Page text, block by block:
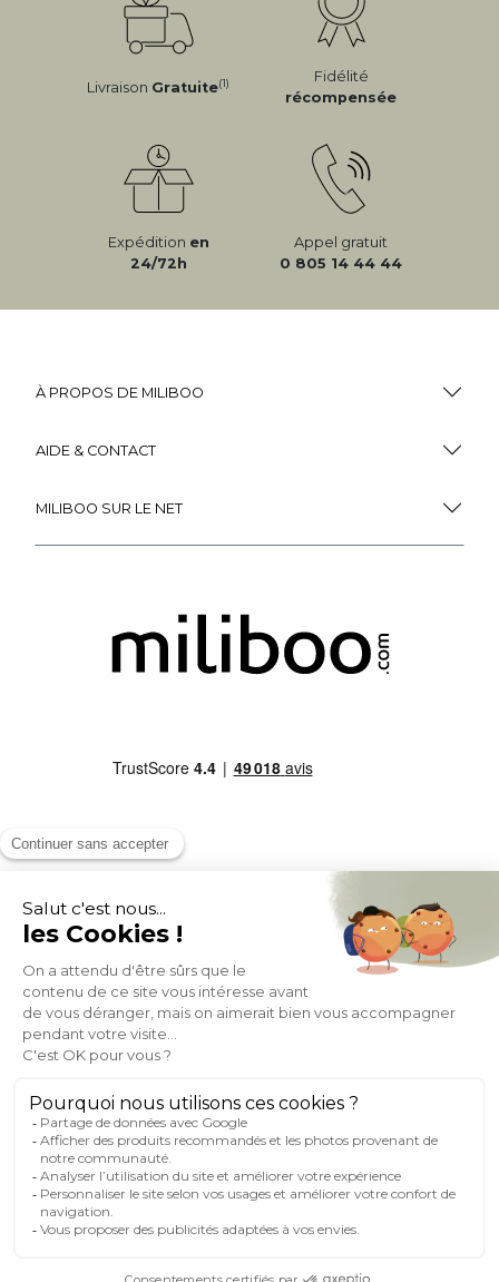
Livraison Gratuite(1)
Fidélité
récompensée
Expédition en
24/72h
Appel gratuit
0 805 14 44 44
À PROPOS DE MILIBOO
AIDE & CONTACT
MILIBOO SUR LE NET
MOYENS DE PAIEMENT
SOCIAL NETWORK